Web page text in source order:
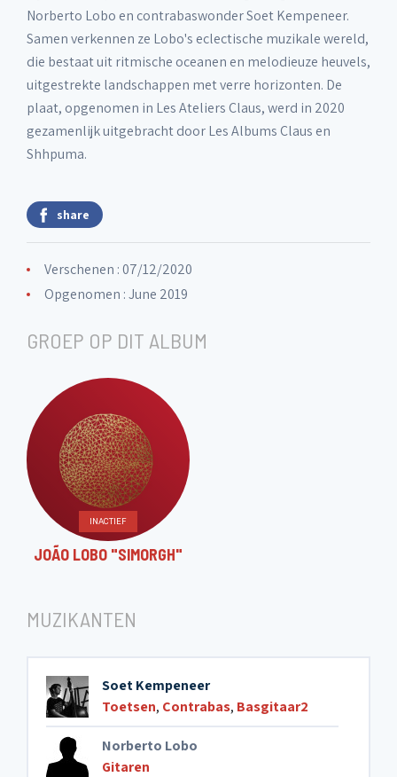
Norberto Lobo en contrabaswonder Soet Kempeneer.
Samen verkennen ze Lobo's eclectische muzikale wereld,
die bestaat uit ritmische oceanen en melodieuze heuvels,
uitgestrekte landschappen met verre horizonten. De
plaat, opgenomen in Les Ateliers Claus, werd in 2020
gezamenlijk uitgebracht door Les Albums Claus en
Shhpuma.
share
Verschenen : 07/12/2020
Opgenomen : June 2019
GROEP OP DIT ALBUM
INACTIEF
JOÃO LOBO "SIMORGH"
MUZIKANTEN
Soet Kempeneer
Toetsen, Contrabas, Basgitaar2
Norberto Lobo
Gitaren